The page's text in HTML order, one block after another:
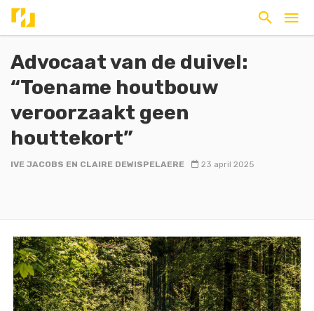
Advocaat van de duivel:
“Toename houtbouw
veroorzaakt geen
houttekort”
IVE JACOBS EN CLAIRE DEWISPELAERE 23 april 2025